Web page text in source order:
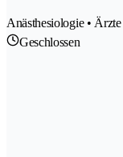
Anästhesiologie • Ärzte
Geschlossen